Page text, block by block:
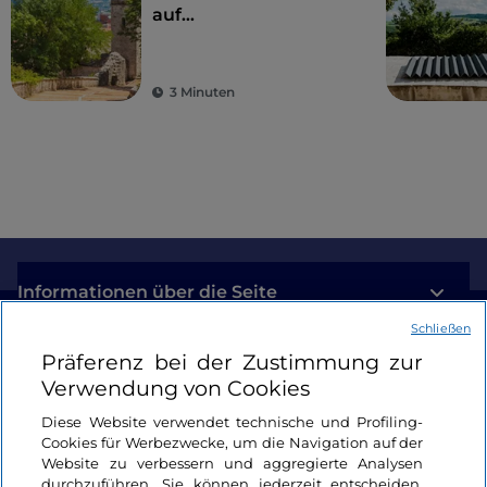
auf
Wundern der Region
3 Minuten
Informationen über die Seite
Nützliche Links
Login
Bleiben wir in Kontakt
Präferenz bei der Zustimmung zur
Verwendung von Cookies
Diese Website verwendet technische und Profiling-
Cookies für Werbezwecke, um die Navigation auf der
Website zu verbessern und aggregierte Analysen
Schließen